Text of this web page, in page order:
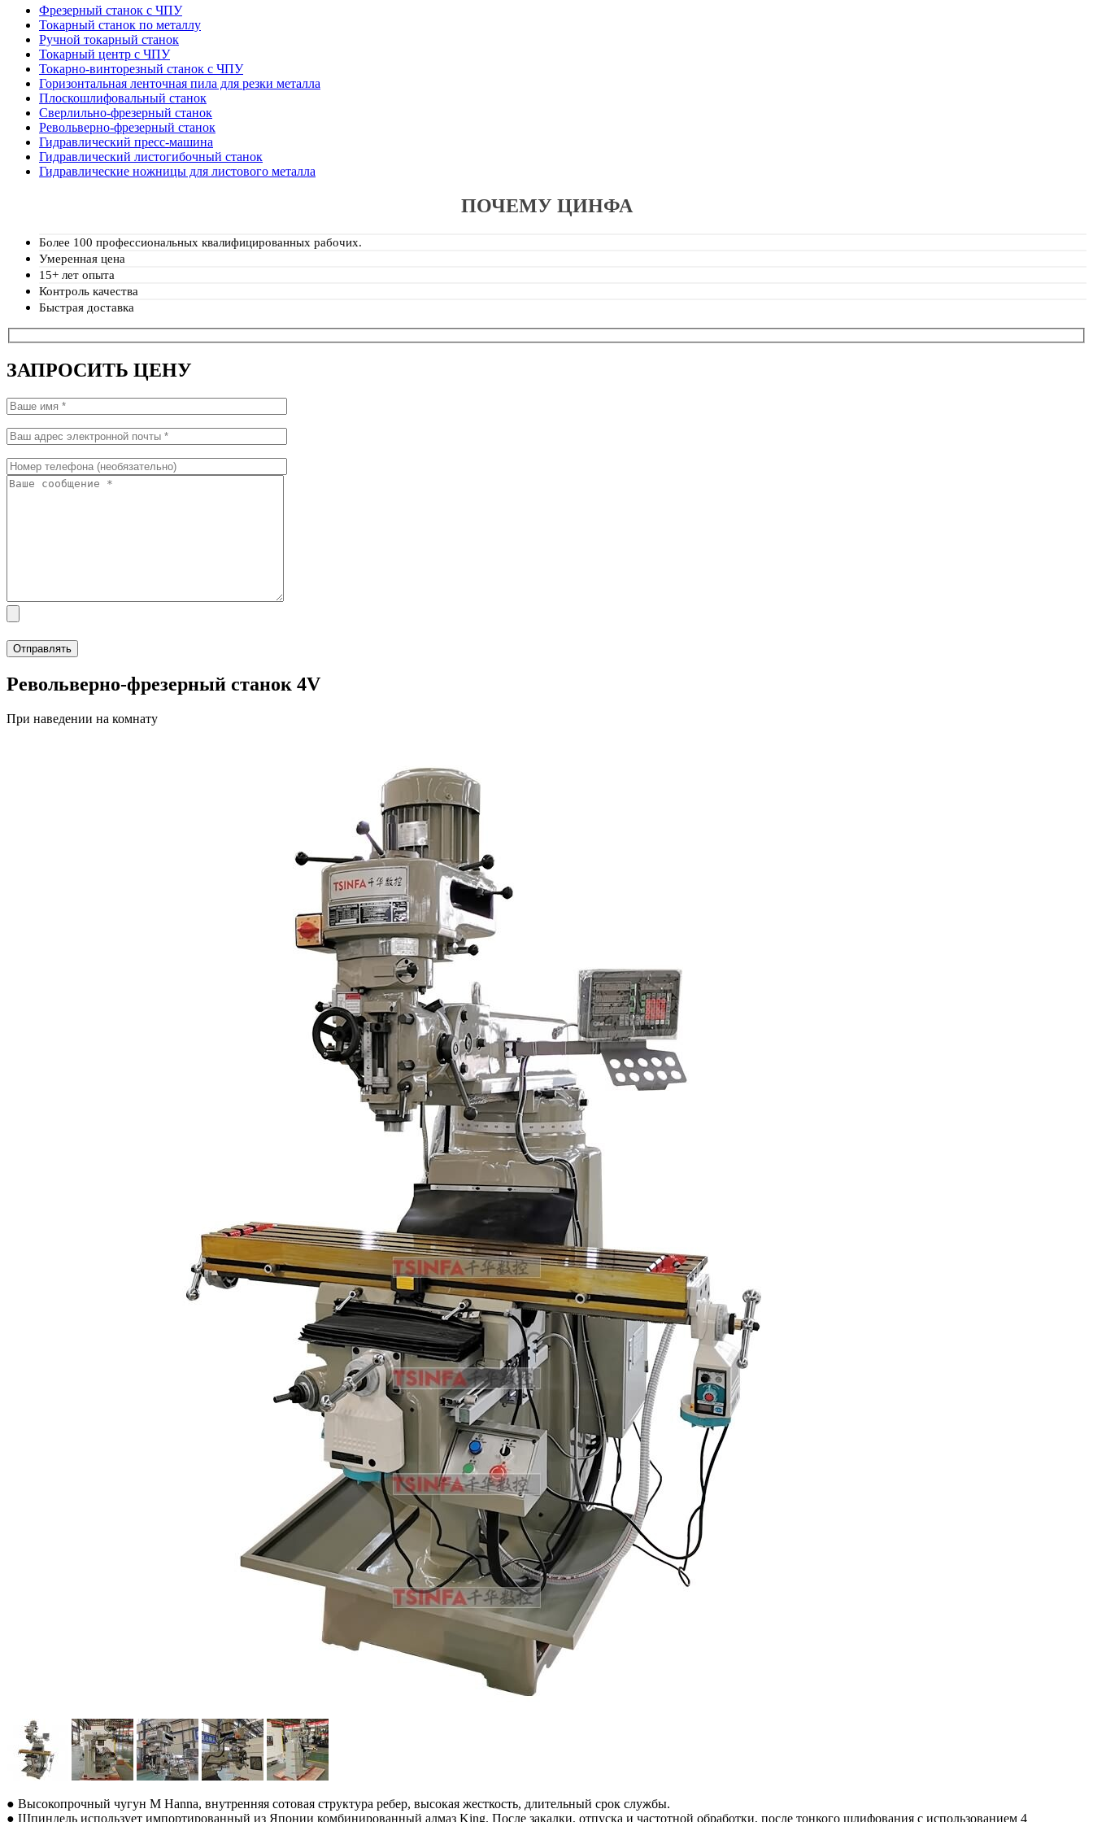
Фрезерный станок с ЧПУ
Токарный станок по металлу
Ручной токарный станок
Токарный центр с ЧПУ
Токарно-винторезный станок с ЧПУ
Горизонтальная ленточная пила для резки металла
Плоскошлифовальный станок
Сверлильно-фрезерный станок
Револьверно-фрезерный станок
Гидравлический пресс-машина
Гидравлический листогибочный станок
Гидравлические ножницы для листового металла
ПОЧЕМУ ЦИНФА
Более 100 профессиональных квалифицированных рабочих.
Умеренная цена
15+ лет опыта
Контроль качества
Быстрая доставка
ЗАПРОСИТЬ ЦЕНУ
Револьверно-фрезерный станок 4V
При наведении на комнату
● Высокопрочный чугун M Hanna, внутренняя сотовая структура ребер, высокая жесткость, длительный срок службы.
● Шпиндель использует импортированный из Японии комбинированный алмаз King. После закалки, отпуска и частотной обработки, после тонкого шлифования с использованием 4